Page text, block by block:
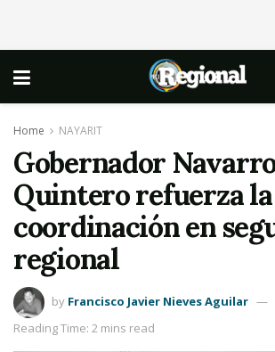
Home NAYARIT
Gobernador
Quintero refuerza la
coordinación en
regional
by Francisco Javier Nieves Aguilar
Reading Time: 2 mins read